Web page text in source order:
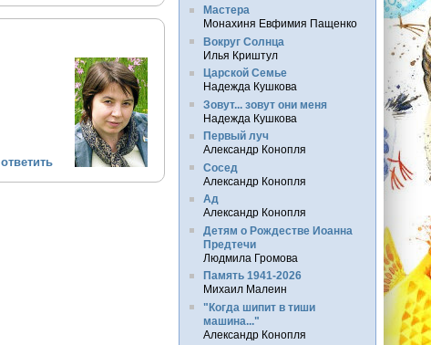
ответить
Мастера
Монахиня Евфимия Пащенко
Вокруг Солнца
Илья Криштул
Царской Семье
Надежда Кушкова
Зовут... зовут они меня
Надежда Кушкова
Первый луч
Александр Конопля
Сосед
Александр Конопля
Ад
Александр Конопля
Детям о Рождестве Иоанна
Предтечи
Людмила Громова
Память 1941-2026
Михаил Малеин
"Когда шипит в тиши
машина..."
Александр Конопля